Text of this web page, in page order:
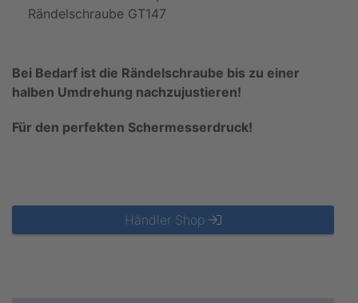
Rändelschraube GT147
Bei Bedarf ist die Rändelschraube bis zu einer
halben Umdrehung nachzujustieren!
Für den perfekten Schermesserdruck!
Händler Shop